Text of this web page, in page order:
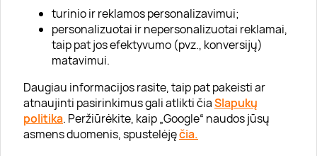
turinio ir reklamos personalizavimui;
personalizuotai ir nepersonalizuotai reklamai,
taip pat jos efektyvumo (pvz., konversijų)
matavimui.
Daugiau informacijos rasite, taip pat pakeisti ar
atnaujinti pasirinkimus gali atlikti čiaSlapukų
politika. Peržiūrėkite, kaip „Google“ naudos jūsų
asmens duomenis, spustelėjęčia.
Visi partneriai
Kontaktai
Tinklaraštis
Informacija